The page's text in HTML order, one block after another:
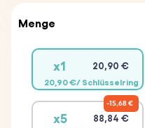
Menge
x1 20,90 €
20,90 €/ Schlüsselring
x5 88,84 €
15,68 €